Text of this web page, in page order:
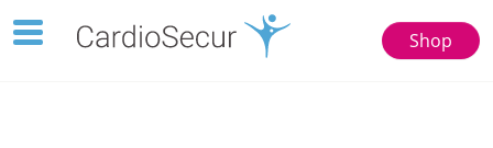
Shop
Toggle
navigation